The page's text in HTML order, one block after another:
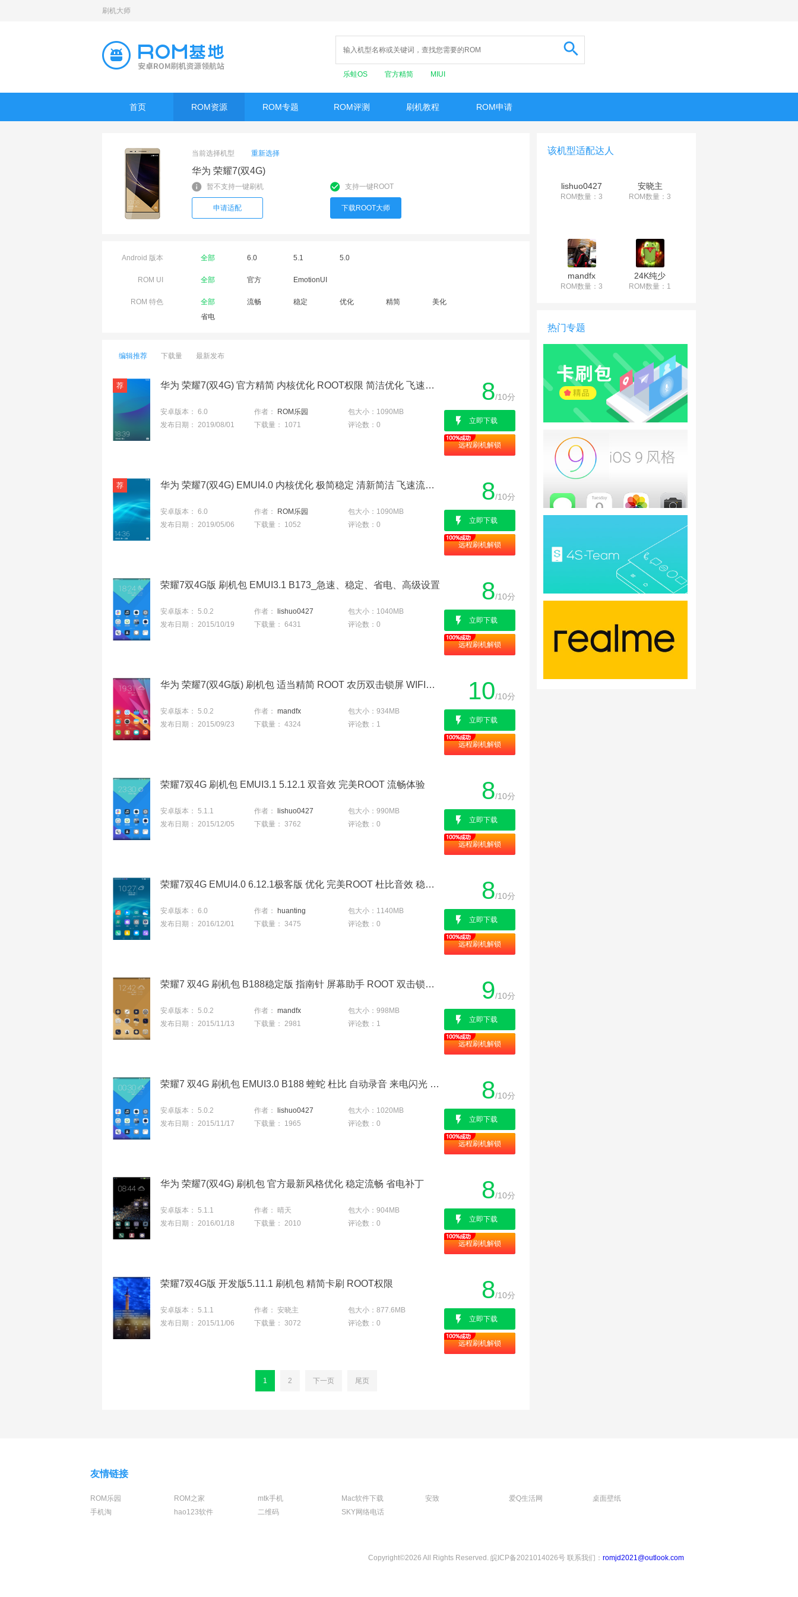
刷机大师
乐蛙OS 官方精简 MIUI
首页 ROM资源 ROM专题 ROM评测 刷机教程 ROM申请
当前选择机型 重新选择
华为 荣耀7(双4G)
暂不支持一键刷机
申请适配
支持一键ROOT
下载ROOT大师
Android 版本 全部 6.0 5.1 5.0
ROM UI 全部 官方 EmotionUI
ROM 特色 全部 流畅 稳定 优化 精简
美化
省电
编辑推荐 下载量 最新发布
华为 荣耀7(双4G) 官方精简 内核优化 ROOT权限 简洁优化 飞速流畅
安卓版本： 6.0 作者： ROM乐园 包大小： 1090MB
发布日期： 2019/08/01 下载量： 1071 评论数： 0
8/10分
立即下载
远程刷机解锁
华为 荣耀7(双4G) EMUI4.0 内核优化 极简稳定 清新简洁 飞速流畅 省电实用
安卓版本： 6.0 作者： ROM乐园 包大小： 1090MB
发布日期： 2019/05/06 下载量： 1052 评论数： 0
8/10分
立即下载
远程刷机解锁
荣耀7双4G版 刷机包 EMUI3.1 B173_急速、稳定、省电、高级设置
安卓版本： 5.0.2 作者： lishuo0427 包大小： 1040MB
发布日期： 2015/10/19 下载量： 6431 评论数： 0
8/10分
立即下载
远程刷机解锁
华为 荣耀7(双4G版) 刷机包 适当精简 ROOT 农历双击锁屏 WIFI密码查看
安卓版本： 5.0.2 作者： mandfx 包大小： 934MB
发布日期： 2015/09/23 下载量： 4324 评论数： 1
10/10分
立即下载
远程刷机解锁
荣耀7双4G 刷机包 EMUI3.1 5.12.1 双音效 完美ROOT 流畅体验
安卓版本： 5.1.1 作者： lishuo0427 包大小： 990MB
发布日期： 2015/12/05 下载量： 3762 评论数： 0
8/10分
立即下载
远程刷机解锁
荣耀7双4G EMUI4.0 6.12.1极客版 优化 完美ROOT 杜比音效 稳定流畅 省电
安卓版本： 6.0 作者： huanting 包大小： 1140MB
发布日期： 2016/12/01 下载量： 3475 评论数： 0
8/10分
立即下载
远程刷机解锁
荣耀7 双4G 刷机包 B188稳定版 指南针 屏幕助手 ROOT 双击锁屏 稳定省电
安卓版本： 5.0.2 作者： mandfx 包大小： 998MB
发布日期： 2015/11/13 下载量： 2981 评论数： 1
9/10分
立即下载
远程刷机解锁
荣耀7 双4G 刷机包 EMUI3.0 B188 蝰蛇 杜比 自动录音 来电闪光 护目镜 屏幕助手 精简 稳定 省电
安卓版本： 5.0.2 作者： lishuo0427 包大小： 1020MB
发布日期： 2015/11/17 下载量： 1965 评论数： 0
8/10分
立即下载
远程刷机解锁
华为 荣耀7(双4G) 刷机包 官方最新风格优化 稳定流畅 省电补丁
安卓版本： 5.1.1 作者： 晴天 包大小： 904MB
发布日期： 2016/01/18 下载量： 2010 评论数： 0
8/10分
立即下载
远程刷机解锁
荣耀7双4G版 开发版5.11.1 刷机包 精简卡刷 ROOT权限
安卓版本： 5.1.1 作者： 安晓主 包大小： 877.6MB
发布日期： 2015/11/06 下载量： 3072 评论数： 0
8/10分
立即下载
远程刷机解锁
1 2 下一页 尾页
该机型适配达人
lishuo0427
ROM数量：3
安晓主
ROM数量：3
mandfx
ROM数量：3
24K纯少
ROM数量：1
热门专题
友情链接
ROM乐园 ROM之家 mtk手机 Mac软件下载 安致 爱Q生活网
桌面壁纸
手机淘
hao123软件 二维码 SKY网络电话
Copyright©2026 All Rights Reserved. 皖ICP备2021014026号 联系我们： romjd2021@outlook.com